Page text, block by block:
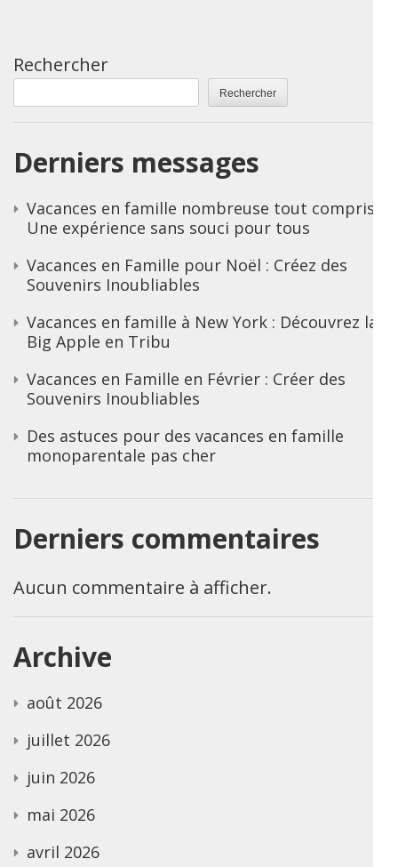
Rechercher
Rechercher
Derniers messages
Vacances en famille nombreuse tout compris :
Une expérience sans souci pour tous
Vacances en Famille pour Noël : Créez des
Souvenirs Inoubliables
Vacances en famille à New York : Découvrez la
Big Apple en Tribu
Vacances en Famille en Février : Créer des
Souvenirs Inoubliables
Des astuces pour des vacances en famille
monoparentale pas cher
Derniers commentaires
Aucun commentaire à afficher.
Archive
août 2026
juillet 2026
juin 2026
mai 2026
avril 2026